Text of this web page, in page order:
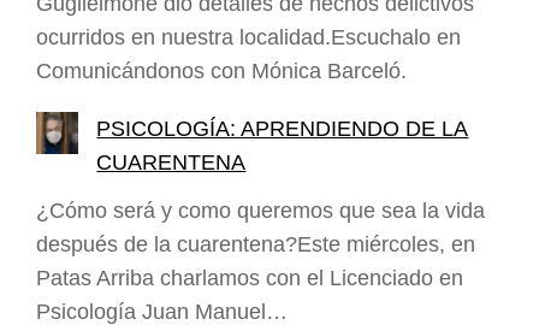
ocurridos en nuestra localidad.Escuchalo en
Comunicándonos con Mónica Barceló.
PSICOLOGÍA: APRENDIENDO DE LA
CUARENTENA
¿Cómo será y como queremos que sea la vida
después de la cuarentena?Este miércoles, en
Patas Arriba charlamos con el Licenciado en
Psicología Juan Manuel…